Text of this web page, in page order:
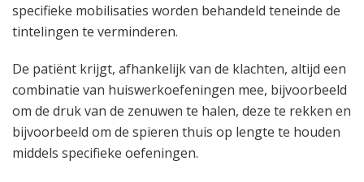
specifieke mobilisaties worden behandeld teneinde de
tintelingen te verminderen.
De patiënt krijgt, afhankelijk van de klachten, altijd een
combinatie van huiswerkoefeningen mee, bijvoorbeeld
om de druk van de zenuwen te halen, deze te rekken en
bijvoorbeeld om de spieren thuis op lengte te houden
middels specifieke oefeningen.